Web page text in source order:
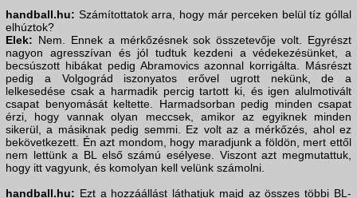
handball.hu: Számítottatok arra, hogy már perceken belül tíz góllal
elhúztok?
Elek: Nem. Ennek a mérkőzésnek sok összetevője volt. Egyrészt
nagyon agresszívan és jól tudtuk kezdeni a védekezésünket, a
becsúszott hibákat pedig Abramovics azonnal korrigálta. Másrészt
pedig a Volgográd iszonyatos erővel ugrott nekünk, de a
lelkesedése csak a harmadik percig tartott ki, és igen alulmotivált
csapat benyomását keltette. Harmadsorban pedig minden csapat
érzi, hogy vannak olyan meccsek, amikor az egyiknek minden
sikerül, a másiknak pedig semmi. Ez volt az a mérkőzés, ahol ez
bekövetkezett. Én azt mondom, hogy maradjunk a földön, mert ettől
nem lettünk a BL első számú esélyese. Viszont azt megmutattuk,
hogy itt vagyunk, és komolyan kell velünk számolni.
handball.hu: Ezt a hozzáállást láthatjuk majd az összes többi BL-